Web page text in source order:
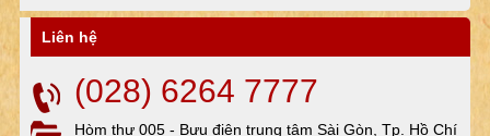
Liên hệ
(028) 6264 7777
Hòm thư 005 - Bưu điện trung tâm Sài Gòn, Tp. Hồ Chí